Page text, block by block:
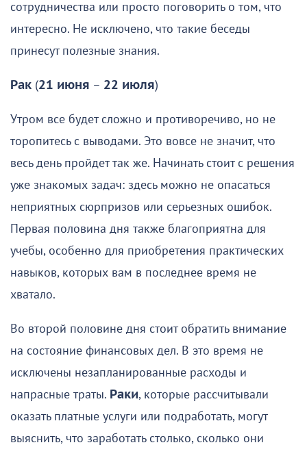
сотрудничества или просто поговорить о том, что
интересно. Не исключено, что такие беседы
принесут полезные знания.
Рак (21 июня – 22 июля)
Утром все будет сложно и противоречиво, но не
торопитесь с выводами. Это вовсе не значит, что
весь день пройдет так же. Начинать стоит с решения
уже знакомых задач: здесь можно не опасаться
неприятных сюрпризов или серьезных ошибок.
Первая половина дня также благоприятна для
учебы, особенно для приобретения практических
навыков, которых вам в последнее время не
хватало.
Во второй половине дня стоит обратить внимание
на состояние финансовых дел. В это время не
исключены незапланированные расходы и
напрасные траты. Раки, которые рассчитывали
оказать платные услуги или подработать, могут
выяснить, что заработать столько, сколько они